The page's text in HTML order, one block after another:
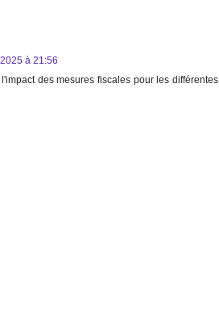
à 21:56
des mesures fiscales pour les différentes